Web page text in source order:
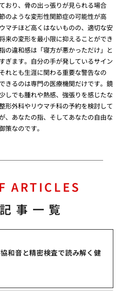
おり、骨の出っ張りが見られる場合
のような変形性関節症の可能性が高
マチほど高くはないものの、適切な安
来の変形を最小限に抑えることができ
の違和感は「寝方が悪かっただけ」と
ぎます。自分の手が発しているサイン
れとも生涯に関わる重要な警告なの
きるのは専門の医療機関だけです。鏡
しでも腫れや熱感、強張りを感じたな
形外科やリウマチ科の予約を検討して
、あなたの指、そしてあなたの自由な
策なのです。
ARTICLES
事一覧
和音と精密検査で読み解く健